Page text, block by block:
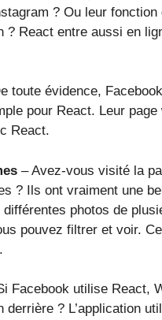
? Ou leur fonction
? React entre aussi en
toute évidence,
pour React. Leur page
React.
– Avez-vous visité la
? Ils ont vraiment une
photos de
pouvez filtrer et voir.
Facebook utilise React,
derrière ? L’application